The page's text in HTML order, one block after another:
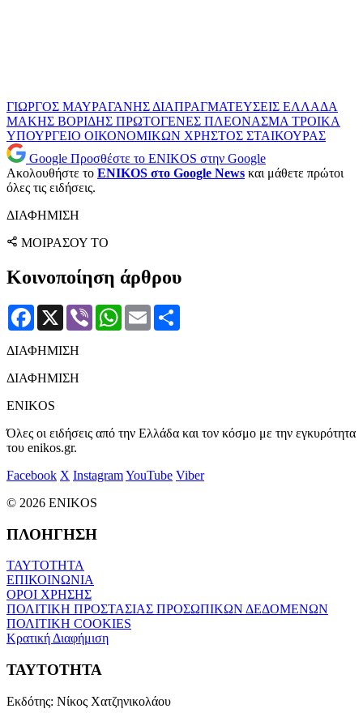
ΓΙΩΡΓΟΣ ΜΑΥΡΑΓΑΝΗΣ ΔΙΑΠΡΑΓΜΑΤΕΥΣΕΙΣ ΕΛΛΑΔΑ
ΜΑΚΗΣ ΒΟΡΙΔΗΣ ΠΡΩΤΟΓΕΝΕΣ ΠΛΕΟΝΑΣΜΑ ΤΡΟΙΚΑ
ΥΠΟΥΡΓΕΙΟ ΟΙΚΟΝΟΜΙΚΩΝ ΧΡΗΣΤΟΣ ΣΤΑΙΚΟΥΡΑΣ
Google Προσθέστε το ENIKOS στην Google
Ακολουθήστε το ENIKOS στο Google News και μάθετε πρώτοι
όλες τις ειδήσεις.
ΔΙΑΦΗΜΙΣΗ
ΜΟΙΡΑΣΟΥ ΤΟ
Κοινοποίηση άρθρου
Facebook
X Viber WhatsApp
Email
ΔΙΑΦΗΜΙΣΗ
ΔΙΑΦΗΜΙΣΗ
ENIKOS
Όλες οι ειδήσεις από την Ελλάδα και τον κόσμο με την εγκυρότητα
του enikos.gr.
Facebook X InstagramYouTube Viber
© 2026 ENIKOS
ΠΛΟΗΓΗΣΗ
ΤΑΥΤΟΤΗΤΑ
ΕΠΙΚΟΙΝΩΝΙΑ
ΟΡΟΙ ΧΡΗΣΗΣ
ΠΟΛΙΤΙΚΗ ΠΡΟΣΤΑΣΙΑΣ ΠΡΟΣΩΠΙΚΩΝ ΔΕΔΟΜΕΝΩΝ
ΠΟΛΙΤΙΚΗ COOKIES
Κρατική Διαφήμιση
ΤΑΥΤΟΤΗΤΑ
Εκδότης: Νίκος Χατζηνικολάου